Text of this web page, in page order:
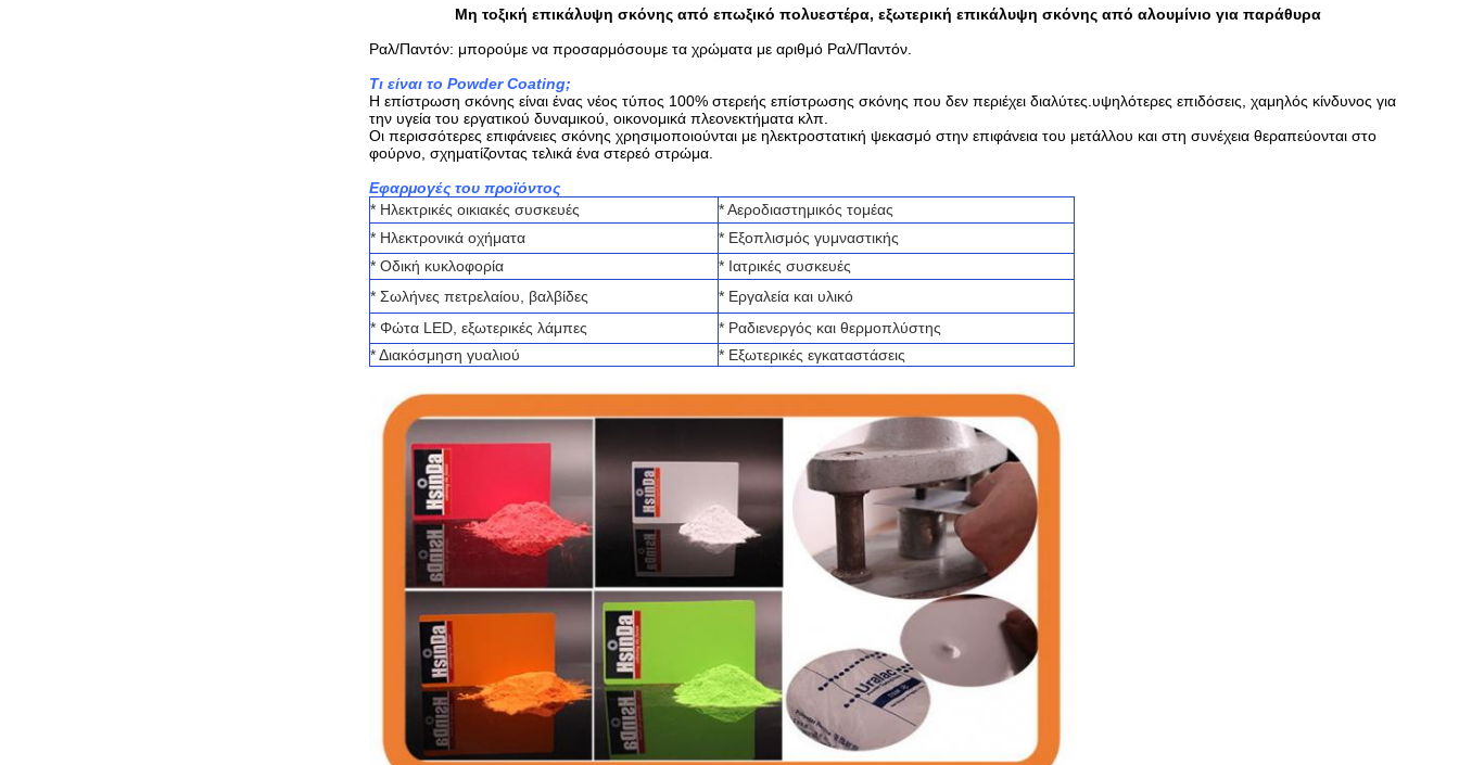
Μη τοξική επικάλυψη σκόνης από επωξικό πολυεστέρα, εξωτερική επικάλυψη σκόνης από αλουμίνιο για παράθυρα
Ραλ/Παντόν: μπορούμε να προσαρμόσουμε τα χρώματα με αριθμό Ραλ/Παντόν.
Τι είναι το Powder Coating;
Η επίστρωση σκόνης είναι ένας νέος τύπος 100% στερεής επίστρωσης σκόνης που δεν περιέχει διαλύτες.υψηλότερες επιδόσεις, χαμηλός κίνδυνος για
την υγεία του εργατικού δυναμικού, οικονομικά πλεονεκτήματα κλπ.
Οι περισσότερες επιφάνειες σκόνης χρησιμοποιούνται με ηλεκτροστατική ψεκασμό στην επιφάνεια του μετάλλου και στη συνέχεια θεραπεύονται στο
φούρνο, σχηματίζοντας τελικά ένα στερεό στρώμα.
Εφαρμογές του προϊόντος
* Ηλεκτρικές οικιακές συσκευές
* Αεροδιαστημικός τομέας
* Ηλεκτρονικά οχήματα
* Εξοπλισμός γυμναστικής
* Οδική κυκλοφορία
* Ιατρικές συσκευές
* Σωλήνες πετρελαίου, βαλβίδες
* Εργαλεία και υλικό
* Φώτα LED, εξωτερικές λάμπες
* Ραδιενεργός και θερμοπλύστης
* Διακόσμηση γυαλιού
* Εξωτερικές εγκαταστάσεις